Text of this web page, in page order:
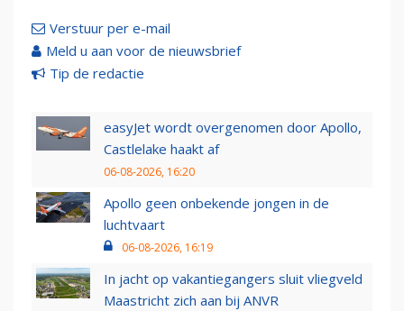
Verstuur per e-mail
Meld u aan voor de nieuwsbrief
Tip de redactie
easyJet wordt overgenomen door Apollo,
Castlelake haakt af
06-08-2026, 16:20
Apollo geen onbekende jongen in de
luchtvaart
06-08-2026, 16:19
In jacht op vakantiegangers sluit vliegveld
Maastricht zich aan bij ANVR